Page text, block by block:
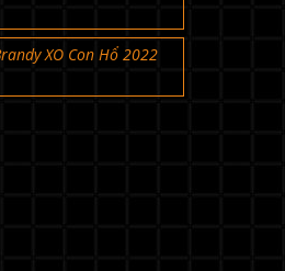
XO Con Hổ 2022